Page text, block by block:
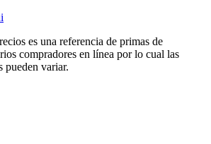
es una referencia de primas de
compradores en línea por lo cual las
pueden variar.